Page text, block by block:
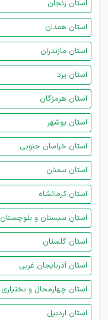
استان زنجان
استان همدان
استان مازندران
استان یزد
استان هرمزگان
استان بوشهر
استان خراسان جنوبی
استان سمنان
استان کرمانشاه
استان سیستان و بلوچستان
استان گلستان
استان آذربایجان غربی
استان چهارمحال و بختیاری
استان اردبیل